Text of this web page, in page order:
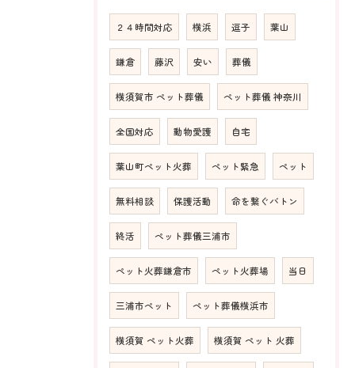
２４時間対応 横浜 逗子 葉山
鎌倉 藤沢 安い 葬儀
横須賀市 ペット葬儀 ペット葬儀 神奈川
全国対応 動物愛護 自宅
葉山町ペット火葬 ペット緊急 ペット
無料相談 保護活動 命を繋ぐバトン
終活 ペット葬儀三浦市
ペット火葬鎌倉市 ペット火葬場 当日
三浦市ペット ペット葬儀横浜市
横須賀 ペット火葬 横須賀 ペット 火葬